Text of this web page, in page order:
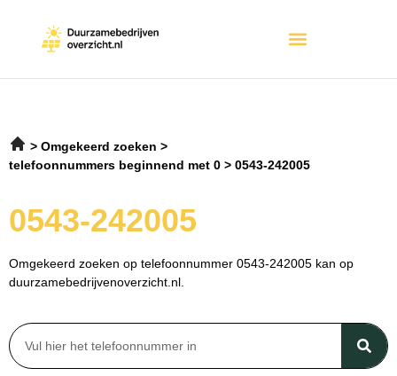
Omgekeerd zoeken
telefoonnummers beginnend met 0
0543-242005
0543-242005
Omgekeerd zoeken op telefoonnummer 0543-242005 kan op
duurzamebedrijvenoverzicht.nl.